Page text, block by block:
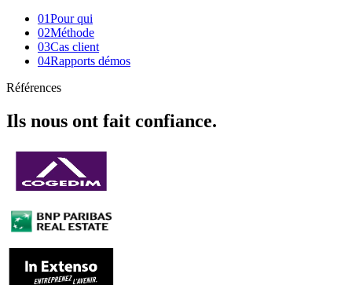
01Pour qui
02Méthode
03Cas client
04Rapports démos
Références
Ils nous ont fait confiance.